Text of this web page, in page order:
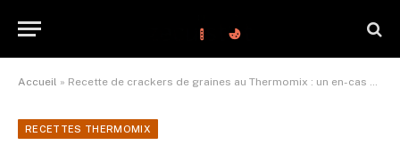
Accueil » Recette de crackers de graines au Thermomix : un en-cas sain et rapide à préparer
RECETTES THERMOMIX